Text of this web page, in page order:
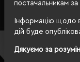
постачальникам за
Інформацію щодо
дій буде
Дякуємо за